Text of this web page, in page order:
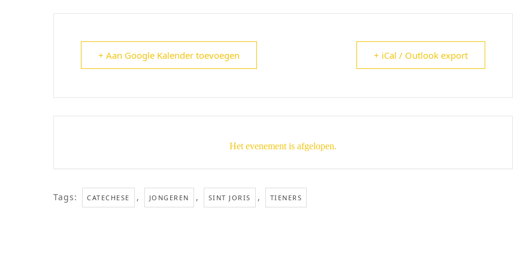
+ Aan Google Kalender toevoegen + iCal / Outlook export
Het evenement is afgelopen.
Tags: CATECHESE , JONGEREN , SINT JORIS , TIENERS